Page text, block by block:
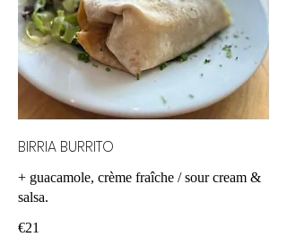
BIRRIA BURRITO
+ guacamole, crème fraîche / sour cream &
salsa.
€21